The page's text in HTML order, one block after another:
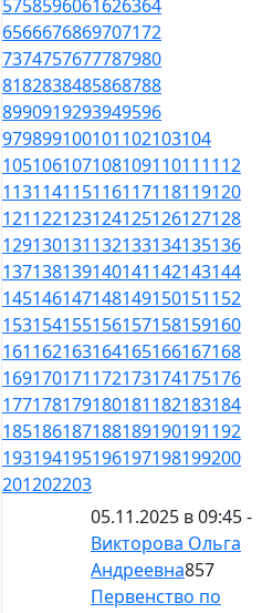
5758596061626364
6566676869707172
7374757677787980
8182838485868788
8990919293949596
979899100101102103104
105106107108109110111112
113114115116117118119120
121122123124125126127128
129130131132133134135136
137138139140141142143144
145146147148149150151152
153154155156157158159160
161162163164165166167168
169170171172173174175176
177178179180181182183184
185186187188189190191192
193194195196197198199200
201202203
05.11.2025 в 09:45 -
Викторова Ольга
Андреевна857
Первенство по